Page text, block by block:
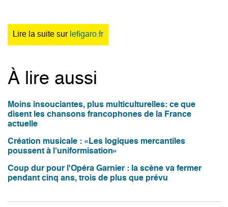
Lire la suite sur lefigaro.fr
À lire aussi
Moins insouciantes, plus multiculturelles: ce que
disent les chansons francophones de la France
actuelle
Création musicale : «Les logiques mercantiles
poussent à l’uniformisation»
Coup dur pour l'Opéra Garnier : la scène va fermer
pendant cinq ans, trois de plus que prévu